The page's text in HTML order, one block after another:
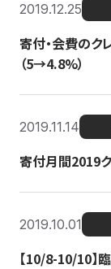
2019.12.25
寄付・会費のク
（5→4.8%）
2019.11.14
寄付月間2019
2019.10.01
【10/8-10/10】